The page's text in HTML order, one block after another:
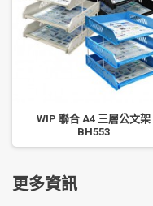
WIP 聯合 A4 三層公文架
BH553
更多資訊